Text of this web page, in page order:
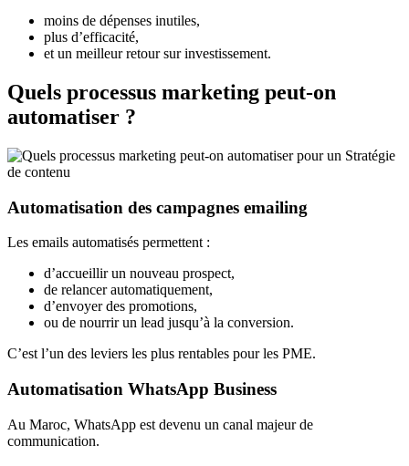
moins de dépenses inutiles,
plus d’efficacité,
et un meilleur retour sur investissement.
Quels processus marketing peut-on
automatiser ?
Automatisation des campagnes emailing
Les emails automatisés permettent :
d’accueillir un nouveau prospect,
de relancer automatiquement,
d’envoyer des promotions,
ou de nourrir un lead jusqu’à la conversion.
C’est l’un des leviers les plus rentables pour les PME.
Automatisation WhatsApp Business
Au Maroc, WhatsApp est devenu un canal majeur de
communication.